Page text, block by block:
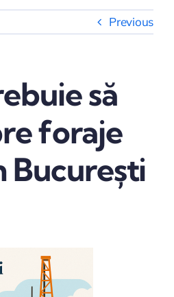
Previous
să
foraje
București